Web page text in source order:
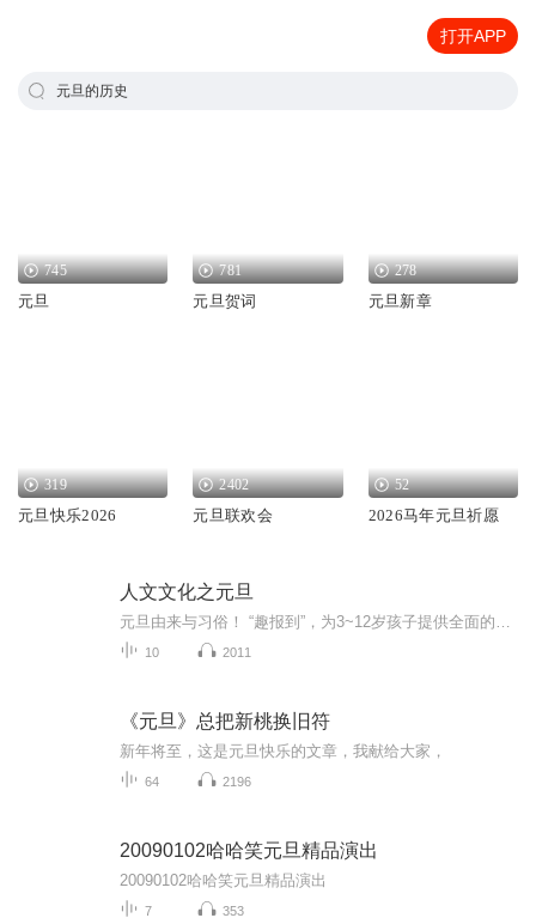
打开APP
元旦的历史
745
元旦
781
元旦贺词
278
元旦新章
319
元旦快乐2026
2402
元旦联欢会
52
2026马年元旦祈愿
人文文化之元旦
10 2011
《元旦》总把新桃换旧符
新年将至，这是元旦快乐的文章，我献给大家，
64 2196
20090102哈哈笑元旦精品演出
20090102哈哈笑元旦精品演出
7 353